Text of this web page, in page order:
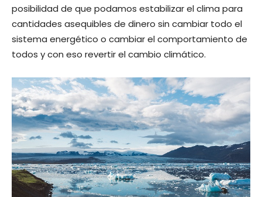
posibilidad de que podamos estabilizar el clima para
cantidades asequibles de dinero sin cambiar todo el
sistema energético o cambiar el comportamiento de
todos y con eso revertir el cambio climático.